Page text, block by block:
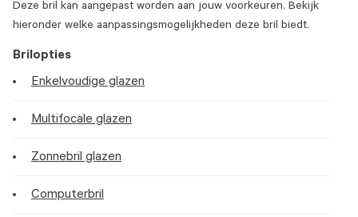
Deze bril kan aangepast worden aan jouw voorkeuren. Bekijk
hieronder welke aanpassingsmogelijkheden deze bril biedt.
Brilopties
Enkelvoudige glazen
Multifocale glazen
Zonnebril glazen
Computerbril